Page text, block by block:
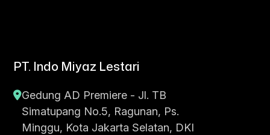
PT. Indo Miyaz Lestari
Gedung AD Premiere - Jl. TB
Simatupang No.5, Ragunan, Ps.
Minggu, Kota Jakarta Selatan, DKI